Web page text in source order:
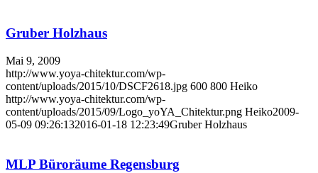
Gruber Holzhaus
Mai 9, 2009
http://www.yoya-chitektur.com/wp-
content/uploads/2015/10/DSCF2618.jpg 600 800 Heiko
http://www.yoya-chitektur.com/wp-
content/uploads/2015/09/Logo_yoYA_Chitektur.png Heiko2009-
05-09 09:26:132016-01-18 12:23:49Gruber Holzhaus
MLP Büroräume Regensburg